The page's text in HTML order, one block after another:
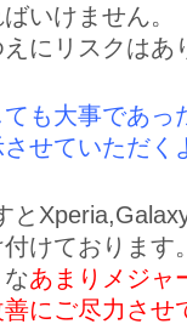
いけません。
にリスクはあ
も大事であっ
せていただく
と
けております。
あまりメジャ
にご尽力させ